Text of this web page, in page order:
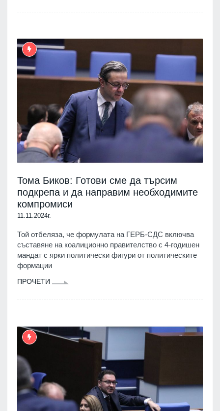
Тома Биков: Готови сме да търсим
подкрепа и да направим необходимите
компромиси
11.11.2024г.
Той отбеляза, че формулата на ГЕРБ-СДС включва
съставяне на коалиционно правителство с 4-годишен
мандат с ярки политически фигури от политическите
формации
ПРОЧЕТИ